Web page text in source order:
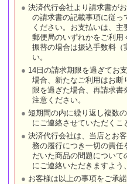
決済代行会社より請求書が
の請求書の記載事項に従っ
ください。お支払いは、主
郵便局のいずれかをご利用
振替の場合は振込手数料（
い。
14日の請求期限を過ぎてお
場合、新たなご利用はお断
限を過ぎた場合、再請求
注意ください。
短期間の内に繰り返し複数
にご連絡させていただくこ
決済代行会社は、当店とお
務の履行につき一切の責任
だいた商品の問題について
にご連絡いただきますよう
お客様は以上の事項をご承